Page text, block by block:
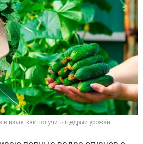
в июле: как получить щедрый урожай